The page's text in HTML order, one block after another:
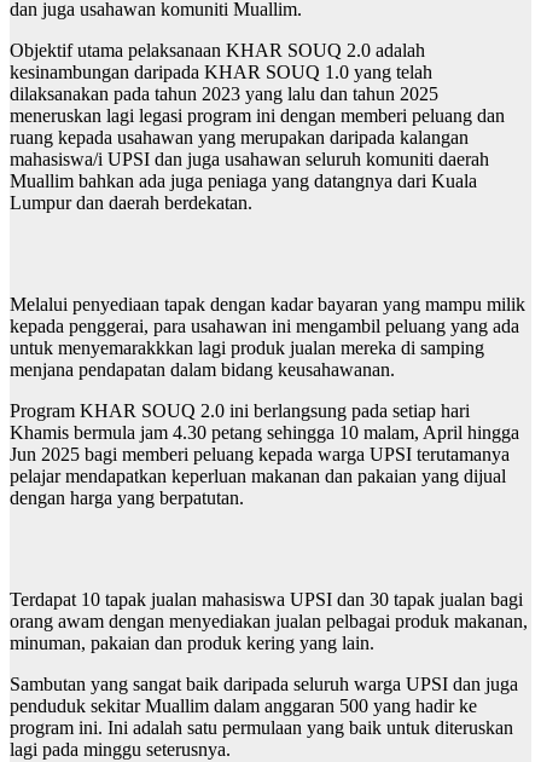
dan juga usahawan komuniti Muallim.
Objektif utama pelaksanaan KHAR SOUQ 2.0 adalah
kesinambungan daripada KHAR SOUQ 1.0 yang telah
dilaksanakan pada tahun 2023 yang lalu dan tahun 2025
meneruskan lagi legasi program ini dengan memberi peluang dan
ruang kepada usahawan yang merupakan daripada kalangan
mahasiswa/i UPSI dan juga usahawan seluruh komuniti daerah
Muallim bahkan ada juga peniaga yang datangnya dari Kuala
Lumpur dan daerah berdekatan.
Melalui penyediaan tapak dengan kadar bayaran yang mampu milik
kepada penggerai, para usahawan ini mengambil peluang yang ada
untuk menyemarakkkan lagi produk jualan mereka di samping
menjana pendapatan dalam bidang keusahawanan.
Program KHAR SOUQ 2.0 ini berlangsung pada setiap hari
Khamis bermula jam 4.30 petang sehingga 10 malam, April hingga
Jun 2025 bagi memberi peluang kepada warga UPSI terutamanya
pelajar mendapatkan keperluan makanan dan pakaian yang dijual
dengan harga yang berpatutan.
Terdapat 10 tapak jualan mahasiswa UPSI dan 30 tapak jualan bagi
orang awam dengan menyediakan jualan pelbagai produk makanan,
minuman, pakaian dan produk kering yang lain.
Sambutan yang sangat baik daripada seluruh warga UPSI dan juga
penduduk sekitar Muallim dalam anggaran 500 yang hadir ke
program ini. Ini adalah satu permulaan yang baik untuk diteruskan
lagi pada minggu seterusnya.